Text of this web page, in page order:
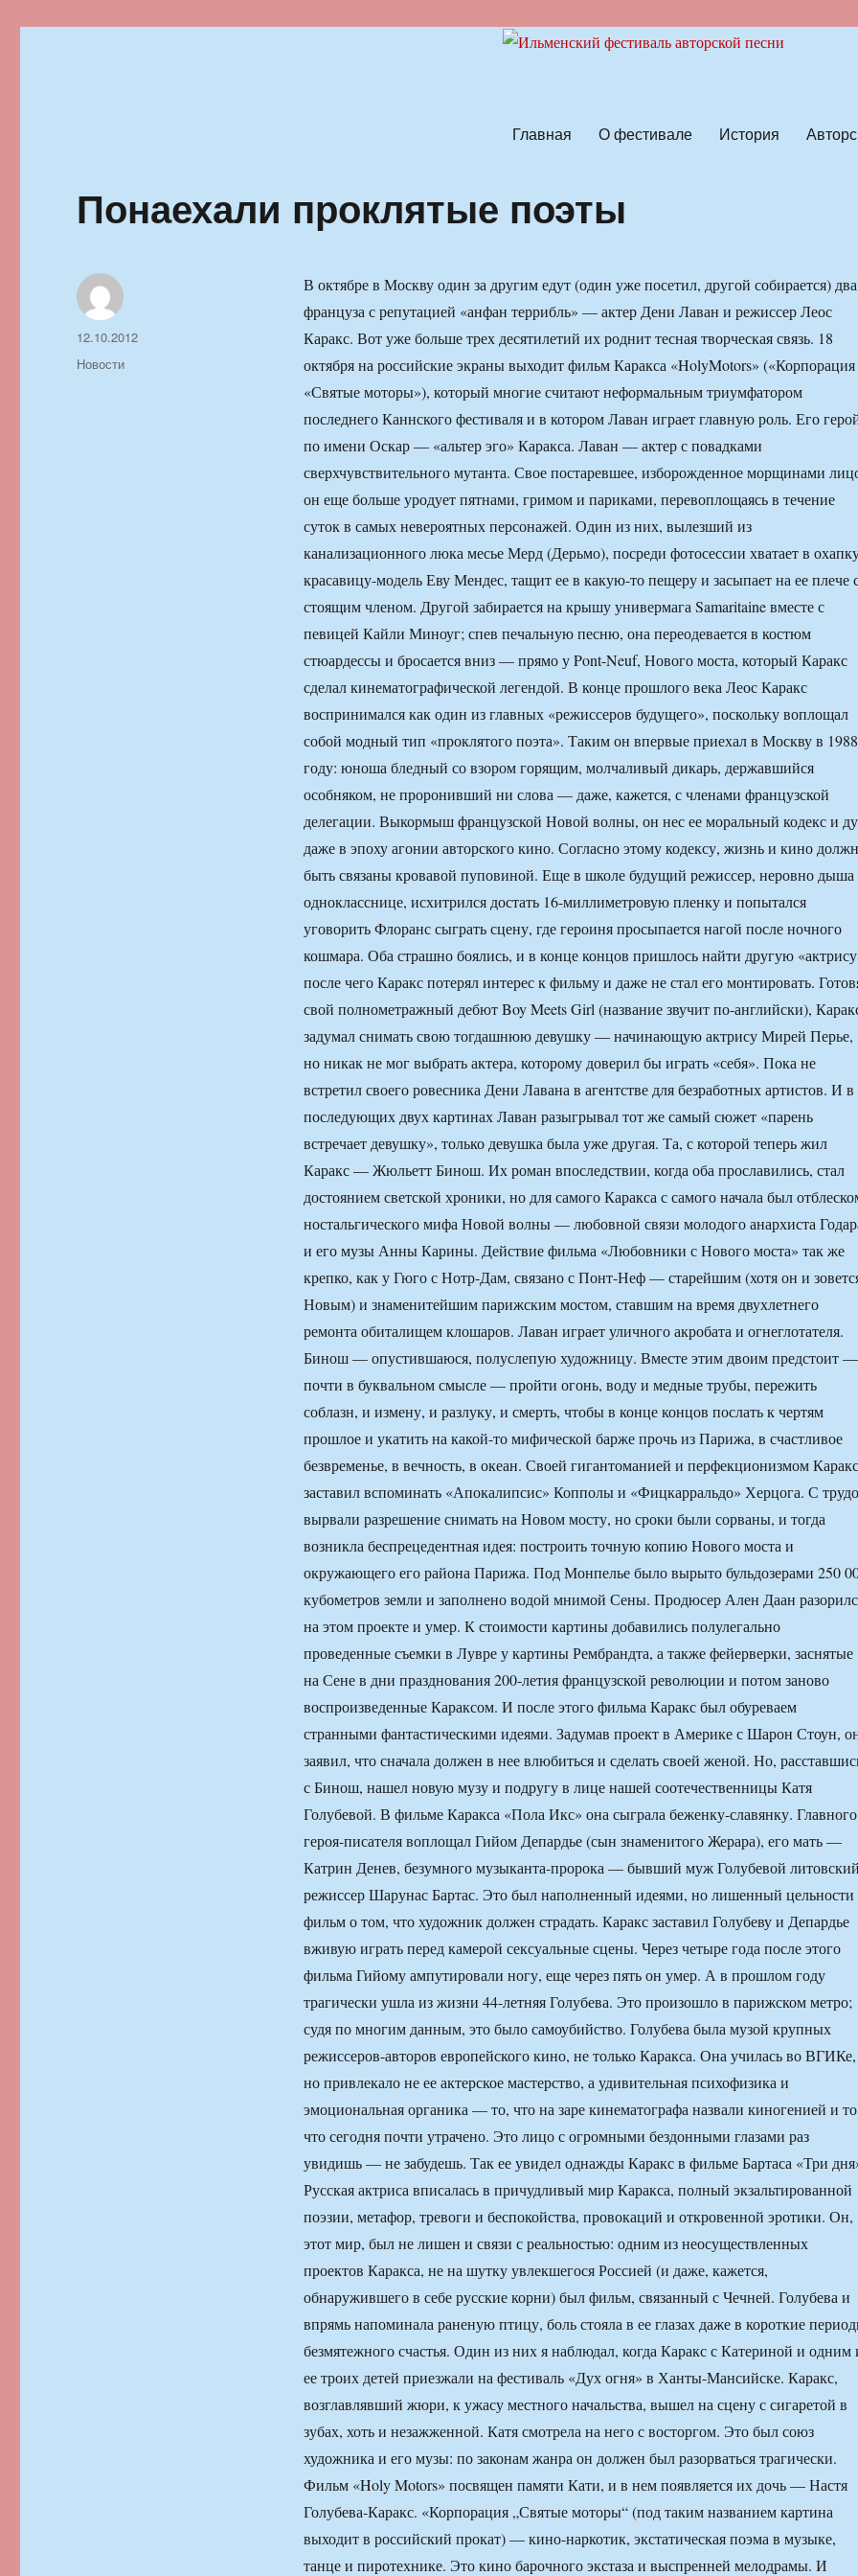
Главная О фестивале История
Понаехали проклятые поэты
В октябре в Москву один за другим едут (один уже посетил, другой собирается) два
француза с репутацией «анфан террибль» — актер Дени Лаван и режиссер Леос
Каракс. Вот уже больше трех десятилетий их роднит тесная творческая связь. 18
октября на российские экраны выходит фильм Каракса «HolyMotors» («Корпорация
«Святые моторы»), который многие считают неформальным триумфатором
последнего Каннского фестиваля и в котором Лаван играет главную роль. Его
по имени Оскар — «альтер эго» Каракса. Лаван — актер с повадками
сверхчувствительного мутанта. Свое постаревшее, изборожденное морщинами
он еще больше уродует пятнами, гримом и париками, перевоплощаясь в течение
суток в самых невероятных персонажей. Один из них, вылезший из
канализационного люка месье Мерд (Дерьмо), посреди фотосессии хватает в
красавицу-модель Еву Мендес, тащит ее в какую-то пещеру и засыпает на ее плече
стоящим членом. Другой забирается на крышу универмага Samaritaine вместе с
певицей Кайли Миноуг; спев печальную песню, она переодевается в костюм
стюардессы и бросается вниз — прямо у Pont-Neuf, Нового моста, который Каракс
сделал кинематографической легендой. В конце прошлого века Леос Каракс
воспринимался как один из главных «режиссеров будущего», поскольку воплощал
собой модный тип «проклятого поэта». Таким он впервые приехал в Москву в 1988
году: юноша бледный со взором горящим, молчаливый дикарь, державшийся
особняком, не проронивший ни слова — даже, кажется, с членами французской
делегации. Выкормыш французской Новой волны, он нес ее моральный кодекс и
даже в эпоху агонии авторского кино. Согласно этому кодексу, жизнь и кино
быть связаны кровавой пуповиной. Еще в школе будущий режиссер, неровно дыша
однокласснице, исхитрился достать 16-миллиметровую пленку и попытался
уговорить Флоранс сыграть сцену, где героиня просыпается нагой после ночного
кошмара. Оба страшно боялись, и в конце концов пришлось найти другую
после чего Каракс потерял интерес к фильму и даже не стал его монтировать.
свой полнометражный дебют Boy Meets Girl (название звучит по-английски),
задумал сни­мать свою тогдашнюю девушку — начинающую актрису Мирей Перье,
но никак не мог выбрать актера, которому доверил бы играть «себя». Пока не
встретил своего ровесника Дени Лавана в агентстве для безработных артистов. И в
последующих двух картинах Лаван разыгрывал тот же самый сюжет «парень
встречает девушку», только девушка была уже другая. Та, с которой теперь жил
Каракс — Жюльетт Бинош. Их роман впоследствии, когда оба прославились, стал
достоянием светской хроники, но для самого Каракса с самого начала был
ностальгического мифа Новой волны — любовной связи молодого анархиста
и его музы Анны Карины. Действие фильма «Любовники с Нового моста» так же
крепко, как у Гюго с Нотр-Дам, связано с Понт-Неф — старейшим (хотя он и
Новым) и знаменитейшим парижским мостом, ставшим на время двухлетнего
ремонта обиталищем клошаров. Лаван играет уличного акро­бата и огнеглотателя.
Бинош — опус­тившаюся, полуслепую художницу. Вместе этим двоим предстоит —
почти в буквальном смысле — пройти огонь, воду и медные трубы, пережить
соблазн, и измену, и разлуку, и смерть, чтобы в конце концов послать к чертям
прошлое и укатить на какой-то мифической барже прочь из Парижа, в счастливое
безвременье, в вечность, в океан. Своей гигантоманией и перфекционизмом Каракс
заставил вспоминать «Апокалипсис» Копполы и «Фицкарральдо» Херцога. С
вырвали разрешение снимать на Новом мосту, но сроки были сорваны, и тогда
возникла беспрецедентная идея: постро­ить точную копию Нового моста и
окружающего его района Парижа. Под Монпелье было вырыто бульдозе­рами 250
кубометров земли и заполнено водой мни­мой Сены. Продюсер Ален Даан
на этом проекте и умер. К стоимости картины добавились полулегально
проведенные съемки в Лувре у картины Рембрандта, а также фейерверки, заснятые
на Сене в дни празднования 200-летия французской революции и потом заново
воспроизведенные Караксом. И после этого фильма Каракс был обуреваем
странными фантастическими идеями. Задумав проект в Америке с Шарон Стоун,
заявил, что сначала должен в нее влюбиться и сделать своей женой. Но,
с Бинош, нашел новую музу и подругу в лице нашей соотечественницы Катя
Голубевой. В фильме Каракса «Пола Икс» она сыграла беженку-славянку. Главного
героя-писателя воплощал Гийом Депардье (сын знаменитого Жерара), его мать —
Катрин Денев, безумного музы­канта-пророка — бывший муж Голубевой литовский
режиссер Шарунас Бартас. Это был наполненный идеями, но лишенный цельности
фильм о том, что художник должен страдать. Каракс заставил Голубеву и Депардье
вживую играть перед камерой сексуальные сцены. Через четыре года после этого
фильма Гийому ампутировали ногу, еще через пять он умер. А в прошлом году
трагически ушла из жизни 44-летняя Голубева. Это произошло в парижском метро;
судя по многим данным, это было самоубийство. Голубева была музой крупных
режиссеров-авторов европейского кино, не только Каракса. Она училась во ВГИКе,
но привлекало не ее актерское мастерство, а удивительная психофизика и
эмоциональная органика — то, что на заре кинематографа назвали киногенией и
что сегодня почти утрачено. Это лицо с огромными бездонными глазами раз
увидишь — не забудешь. Так ее увидел однажды Каракс в фильме Бартаса «Три
Русская актриса вписалась в причудливый мир Каракса, полный экзальтированной
поэзии, метафор, тревоги и беспокойства, провокаций и откровенной эротики. Он,
этот мир, был не лишен и связи с реальностью: одним из неосуществленных
проектов Каракса, не на шутку увлекшегося Россией (и даже, кажется,
обнаружившего в себе русские корни) был фильм, связанный с Чечней. Голубева и
впрямь напоминала раненую птицу, боль стояла в ее глазах даже в короткие
безмятежного счастья. Один из них я наблюдал, когда Каракс с Катериной и одним
ее троих детей приезжали на фестиваль «Дух огня» в Ханты-Мансийске. Каракс,
возглавлявший жюри, к ужасу местного начальства, вышел на сцену с сигаретой в
зубах, хоть и незажженной. Катя смотрела на него с восторгом. Это был союз
художника и его музы: по законам жанра он должен был разорваться трагически.
Фильм «Holy Motors» посвящен памяти Кати, и в нем появляется их дочь — Настя
Голубева-Каракс. «Корпорация „Святые моторы“ (под таким названием картина
выходит в российский прокат) — кино-нар­котик, экстатическая поэма в музыке,
танце и пиро­технике. Это кино барочного экстаза и выспренней мелодрамы. И
Автор
Опубликовано
12.10.2012
Рубрики
Новости